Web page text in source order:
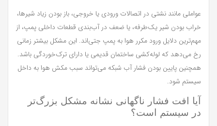
عواملی مانند نشتی در اتصالات ورودی یا خروجی، باز بودن زیاد شیرها،
خراب بودن شیر یک‌طرفه، یا ضعف در آب‌بندی قطعات داخلی پمپ، از
مهم‌ترین دلایل ورود مکرر هوا به پمپ جتی‌اند. این مشکل بیشتر زمانی
رخ می‌دهد که لوله‌کشی ساختمان قدیمی یا دارای ترک‌خوردگی باشد.
همچنین پایین بودن فشار آب شبکه می‌تواند سبب مکش هوا به داخل
سیستم شود.
آیا افت فشار ناگهانی نشانه مشکل بزرگ‌تر
در سیستم است؟